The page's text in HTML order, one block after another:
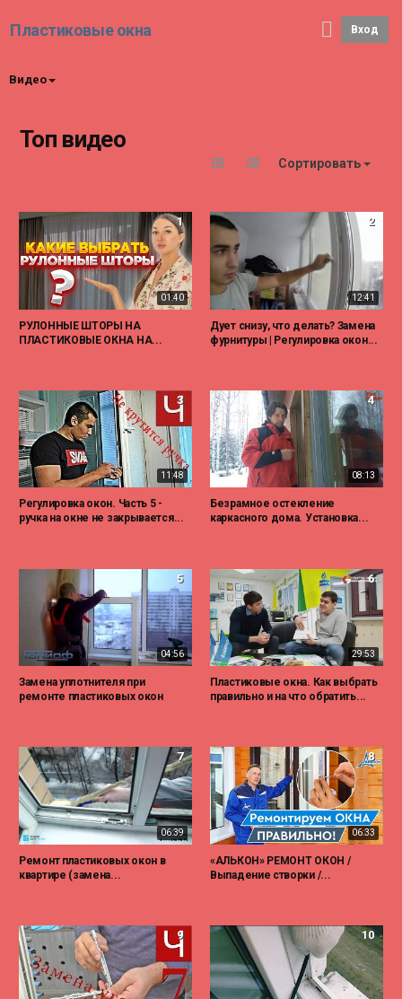
Пластиковые окна Вход
Видео
Топ видео
Сортировать
01:40
1
РУЛОННЫЕ ШТОРЫ НА
ПЛАСТИКОВЫЕ ОКНА НА...
12:41
2
Дует снизу, что делать? Замена
фурнитуры | Регулировка окон...
11:48
3
Регулировка окон. Часть 5 -
ручка на окне не закрывается...
08:13
4
Безрамное остекление
каркасного дома. Установка...
04:56
5
Замена уплотнителя при
ремонте пластиковых окон
29:53
6
Пластиковые окна. Как выбрать
правильно и на что обратить...
06:39
7
Ремонт пластиковых окон в
квартире (замена...
06:33
8
«АЛЬКОН» РЕМОНТ ОКОН /
Выпадение створки /...
9 10